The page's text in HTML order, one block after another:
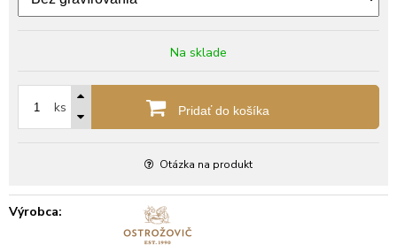
Na sklade
ks Pridať do košíka
Otázka na produkt
Výrobca: